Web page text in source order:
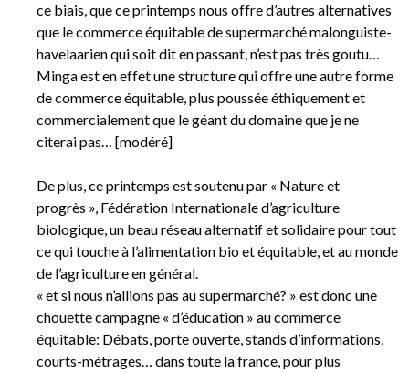
ce biais, que ce printemps nous offre d’autres alternatives
que le commerce équitable de supermarché malonguiste-
havelaarien qui soit dit en passant, n’est pas très goutu…
Minga est en effet une structure qui offre une autre forme
de commerce équitable, plus poussée éthiquement et
commercialement que le géant du domaine que je ne
citerai pas… [modéré]
De plus, ce printemps est soutenu par « Nature et
progrès », Fédération Internationale d’agriculture
biologique, un beau réseau alternatif et solidaire pour tout
ce qui touche à l’alimentation bio et équitable, et au monde
de l’agriculture en général.
« et si nous n’allions pas au supermarché? » est donc une
chouette campagne « d’éducation » au commerce
équitable: Débats, porte ouverte, stands d’informations,
courts-métrages… dans toute la france, pour plus